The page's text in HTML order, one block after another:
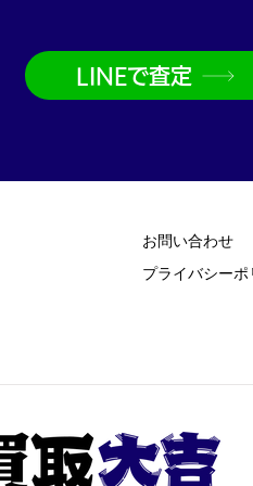
LINEで査定
お問い合わせ
プライバシーポ